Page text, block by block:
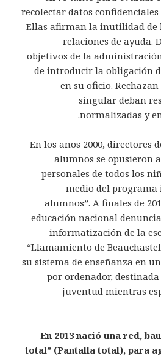
recolectar datos confidenciales
Ellas afirman la inutilidad de
relaciones de ayuda.
objetivos de la
de introducir la obligación
en su oficio.
singular deban
normalizadas y
En los años 2000, directores
alumnos se opusieron
personales de todos los
medio del programa
alumnos”. A finales de
educación nacional
informatización de la
“Llamamiento de
su sistema de enseñanza en
por ordenador,
juventud mientras
En 2013 nació una red,
total” (Pantalla total), para